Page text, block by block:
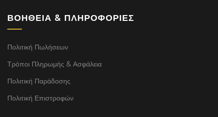
ΒΟΉΘΕΙΑ & ΠΛΗΡΟΦΟΡΊΕΣ
Πολιτική Πωλήσεων
Τρόποι Πληρωμής & Ασφάλεια
Πολιτική Παράδοσης
Πολιτική Επιστροφών